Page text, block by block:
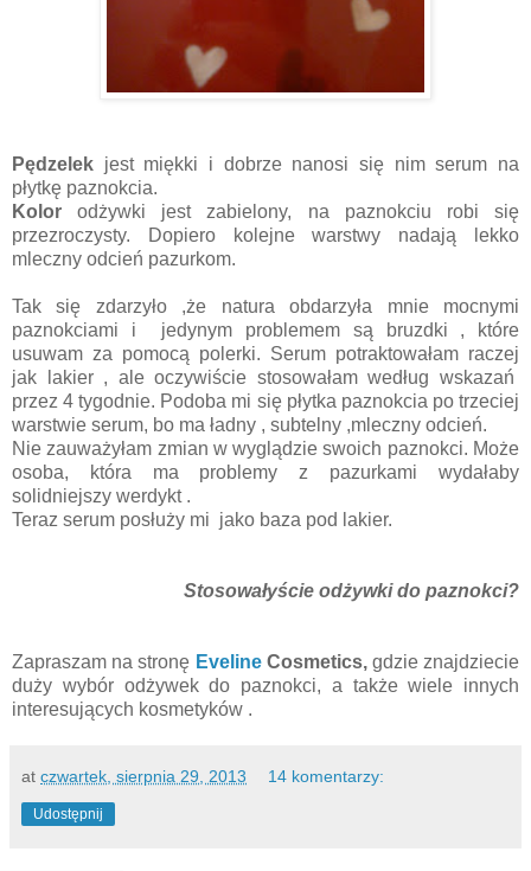
Pędzelek jest miękki i dobrze nanosi się nim serum na
płytkę paznokcia.
Kolor odżywki jest zabielony, na paznokciu robi się
przezroczysty. Dopiero kolejne warstwy nadają lekko
mleczny odcień pazurkom.
Tak się zdarzyło ,że natura obdarzyła mnie mocnymi
paznokciami i jedynym problemem są bruzdki , które
usuwam za pomocą polerki. Serum potraktowałam raczej
jak lakier , ale oczywiście stosowałam według wskazań
przez 4 tygodnie. Podoba mi się płytka paznokcia po trzeciej
warstwie serum, bo ma ładny , subtelny ,mleczny odcień.
Nie zauważyłam zmian w wyglądzie swoich paznokci. Może
osoba, która ma problemy z pazurkami wydałaby
solidniejszy werdykt .
Teraz serum posłuży mi jako baza pod lakier.
Stosowałyście odżywki do paznokci?
Zapraszam na stronę EvelineCosmetics,gdzie znajdziecie
duży wybór odżywek do paznokci, a także wiele innych
interesujących kosmetyków .
at czwartek, sierpnia 29, 2013 14 komentarzy:
Udostępnij